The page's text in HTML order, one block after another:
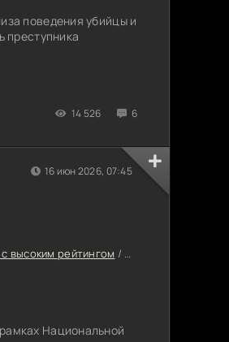
поведения убийцы и
преступника
14 526 6
высоким рейтингом / Интересные
Национальной
16 июн 2026, 07:45